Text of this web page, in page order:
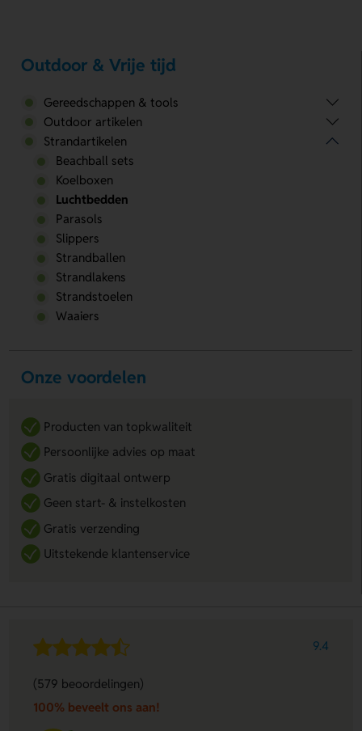
Outdoor & Vrije tijd
Gereedschappen & tools
Outdoor artikelen
Strandartikelen
Beachball sets
Koelboxen
Luchtbedden
Parasols
Slippers
Strandballen
Strandlakens
Strandstoelen
Waaiers
Onze voordelen
Producten van topkwaliteit
Persoonlijke advies op maat
Gratis digitaal ontwerp
Geen start- & instelkosten
Gratis verzending
Uitstekende klantenservice
9.4
(579 beoordelingen)
100% beveelt ons aan!